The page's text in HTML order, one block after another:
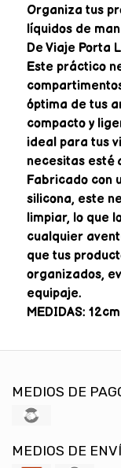
Organiza tus
líquidos de
De Viaje Porta
Este práctico
óptima de tus
compacto y
ideal para tus
necesitas esté
Fabricado con
silicona, este
limpiar, lo que
cualquier
que tus
organizados,
equipaje.
MEDIDAS:
MEDIOS DE
MEDIOS DE